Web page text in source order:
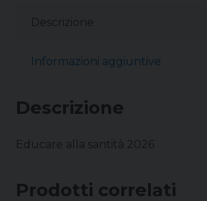
Descrizione
Informazioni aggiuntive
Descrizione
Educare alla santità 2026
Prodotti correlati